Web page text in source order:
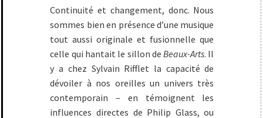
Continuité et changement, donc. Nous
sommes bien en présence d’une musique
tout aussi originale et fusionnelle que
celle qui hantait le sillon deBeaux-Arts. Il
y a chez Sylvain Rifflet la capacité de
dévoiler à nos oreilles un univers très
contemporain – en témoignent les
influences directes de Philip Glass, ou